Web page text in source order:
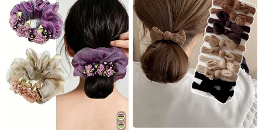
4.91 4.7K ผู้ติดตาม
4.91 4.7K ผู้ติดตาม
4.91 4.7K ผู้ติดตาม
คุณภาพดี (9000+) สวย (7000+) เก๋มาก (6000+) เหมือนในรูป
คุณอาจชอบ
แนะนำ เครื่องประดับ & นาฬิกา ความงามและสุขภาพ กีฬาและกลางแจ้ง